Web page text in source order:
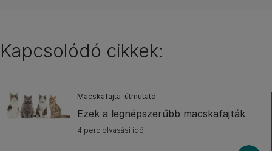
Kapcsolódó cikkek:
Macskafajta-útmutató
Ezek a legnépszerűbb macskafajták
4 perc olvasási idő